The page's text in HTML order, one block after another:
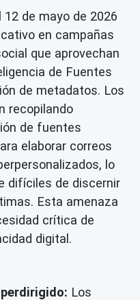
de mayo de 2026
en campañas
que aprovechan
de Fuentes
de metadatos. Los
recopilando
de fuentes
elaborar correos
lo
difíciles de discernir
Esta amenaza
crítica de
digital.
Los